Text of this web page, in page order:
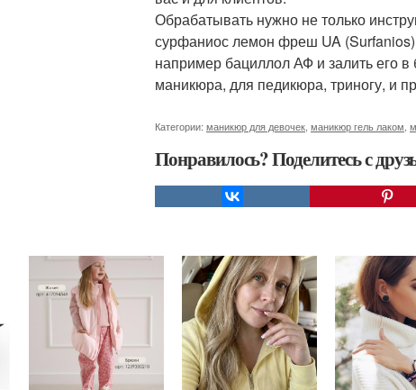
Обрабатывать нужно не только
сурфаниос лемон фреш UA (Surfanios)
например бациллол АФ и залить его
маникюра, для педикюра, триногу, и
Категории: маникюр для девочек маникюр гель лаком
Понравилось? Поделитесь с